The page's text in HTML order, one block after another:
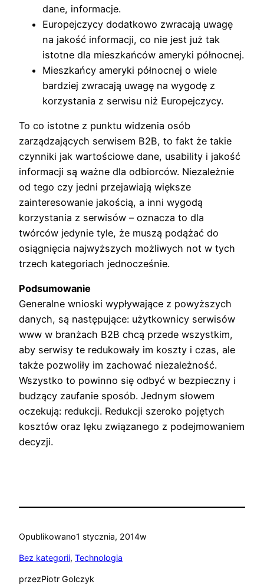
dane, informacje.
Europejczycy dodatkowo zwracają uwagę
na jakość informacji, co nie jest już tak
istotne dla mieszkańców ameryki północnej.
Mieszkańcy ameryki północnej o wiele
bardziej zwracają uwagę na wygodę z
korzystania z serwisu niż Europejczycy.
To co istotne z punktu widzenia osób
zarządzających serwisem B2B, to fakt że takie
czynniki jak wartościowe dane, usability i jakość
informacji są ważne dla odbiorców. Niezależnie
od tego czy jedni przejawiają większe
zainteresowanie jakością, a inni wygodą
korzystania z serwisów – oznacza to dla
twórców jedynie tyle, że muszą podążać do
osiągnięcia najwyższych możliwych not w tych
trzech kategoriach jednocześnie.
Podsumowanie
Generalne wnioski wypływające z powyższych
danych, są następujące: użytkownicy serwisów
www w branżach B2B chcą przede wszystkim,
aby serwisy te redukowały im koszty i czas, ale
także pozwoliły im zachować niezależność.
Wszystko to powinno się odbyć w bezpieczny i
budzący zaufanie sposób. Jednym słowem
oczekują: redukcji. Redukcji szeroko pojętych
kosztów oraz lęku związanego z podejmowaniem
decyzji.
Opublikowano1 stycznia, 2014w
Bez kategorii, Technologia
przezPiotr Golczyk